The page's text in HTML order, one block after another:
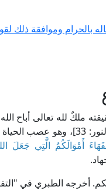
بالحرام وموافقة ذلك
ملكٌ لله تعالى أباح
﴾ [النور: 33]، وهو عصب
أَمْوَالَكُمُ الَّتِي جَعَلَ
أخرجه الطبري في